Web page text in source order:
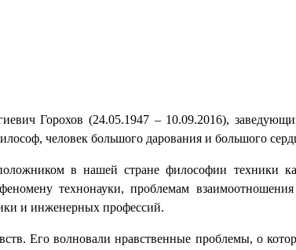
Горохов (24.05.1947 – 10.09.2016),
человек большого дарования и большого
в нашей стране философии техники
технонауки, проблемам
и инженерных профессий.
Его волновали нравственные проблемы, о